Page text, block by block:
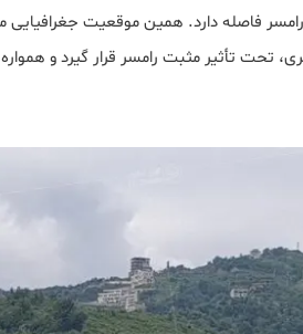
فاصله دارد. همین موقعیت
تحت تأثیر مثبت رامسر قرار گیرد و